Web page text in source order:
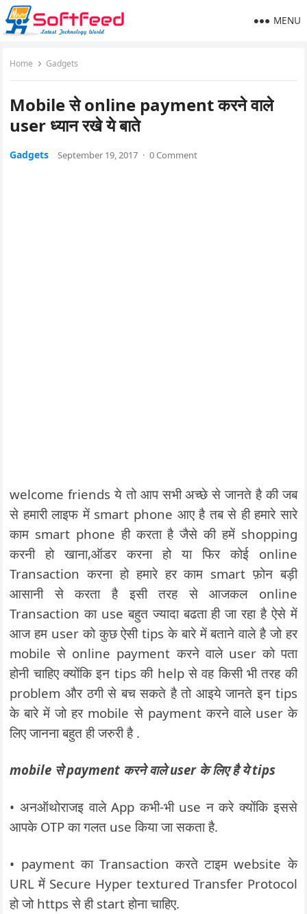
MENU
Home Gadgets
Mobile से online payment करने वाले
user ध्यान रखे ये बाते
Gadgets September 19, 2017 · 0 Comment
welcome friends ये तो आप सभी अच्छे से जानते है की जब
से हमारी लाइफ में smart phone आए है तब से ही हमारे सारे
काम smart phone ही करता है जैसे की हमें shopping
करनी हो खाना,ऑडर करना हो या फिर कोई online
Transaction करना हो हमारे हर काम smart फ़ोन बड़ी
आसानी से करता है इसी तरह से आजकल online
Transaction का use बहुत ज्यादा बढता ही जा रहा है ऐसे में
आज हम user को कुछ ऐसी tips के बारे में बताने वाले है जो हर
mobile से online payment करने वाले user को पता
होनी चाहिए क्योंकि इन tips की help से वह किसी भी तरह की
problem और ठगी से बच सकते है तो आइये जानते इन tips
के बारे में जो हर mobile से payment करने वाले user के
लिए जानना बहुत ही जरुरी है .
mobile से payment करने वाले user के लिए है ये tips
• अनऑथोराजइ वाले App कभी-भी use न करे क्योंकि इससे
आपके OTP का गलत use किया जा सकता है.
• payment का Transaction करते टाइम website के
URL में Secure Hyper textured Transfer Protocol
हो जो https से ही start होना चाहिए.